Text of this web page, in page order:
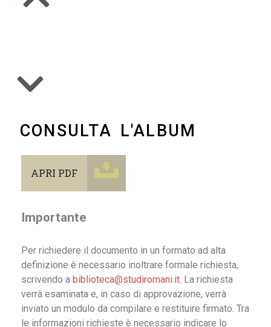
CONSULTA L'ALBUM
APRI PDF
Importante
Per richiedere il documento in un formato ad alta
definizione è necessario inoltrare formale richiesta,
scrivendo a biblioteca@studiromani.it. La richiesta
verrà esaminata e, in caso di approvazione, verrà
inviato un modulo da compilare e restituire firmato. Tra
le informazioni richieste è necessario indicare lo